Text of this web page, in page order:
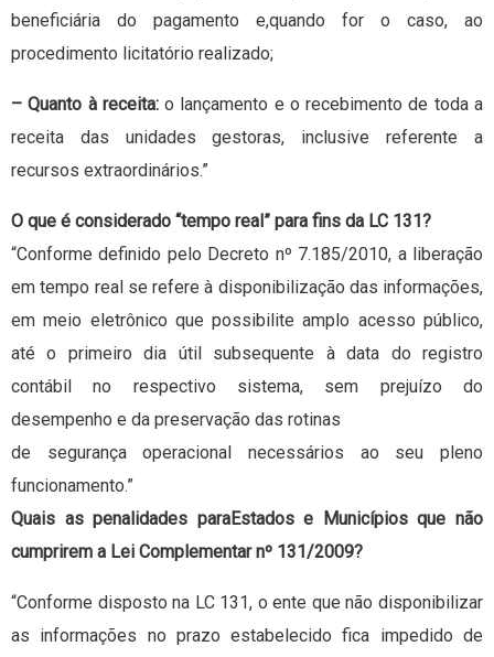
beneficiária do pagamento e,quando for o caso, ao
procedimento licitatório realizado;
– Quanto à receita:o lançamento e o recebimento de toda a
receita das unidades gestoras, inclusive referente a
recursos extraordinários.”
O que é considerado “tempo real” para fins da LC 131?
“Conforme definido pelo Decreto nº 7.185/2010, a liberação
em tempo real se refere à disponibilização das informações,
em meio eletrônico que possibilite amplo acesso público,
até o primeiro dia útil subsequente à data do registro
contábil no respectivo sistema, sem prejuízo do
desempenho e da preservação das rotinas
de segurança operacional necessários ao seu pleno
funcionamento.”
Quais as penalidades paraEstados e Municípios que não
cumprirem a Lei Complementar nº 131/2009?
“Conforme disposto na LC 131, o ente que não disponibilizar
as informações no prazo estabelecido fica impedido de